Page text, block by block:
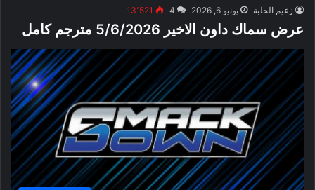
زعيم الحلبة يونيو 6, 2026 4 13٬521
عرض سماك داون الاخير 5/6/2026 مترجم كامل